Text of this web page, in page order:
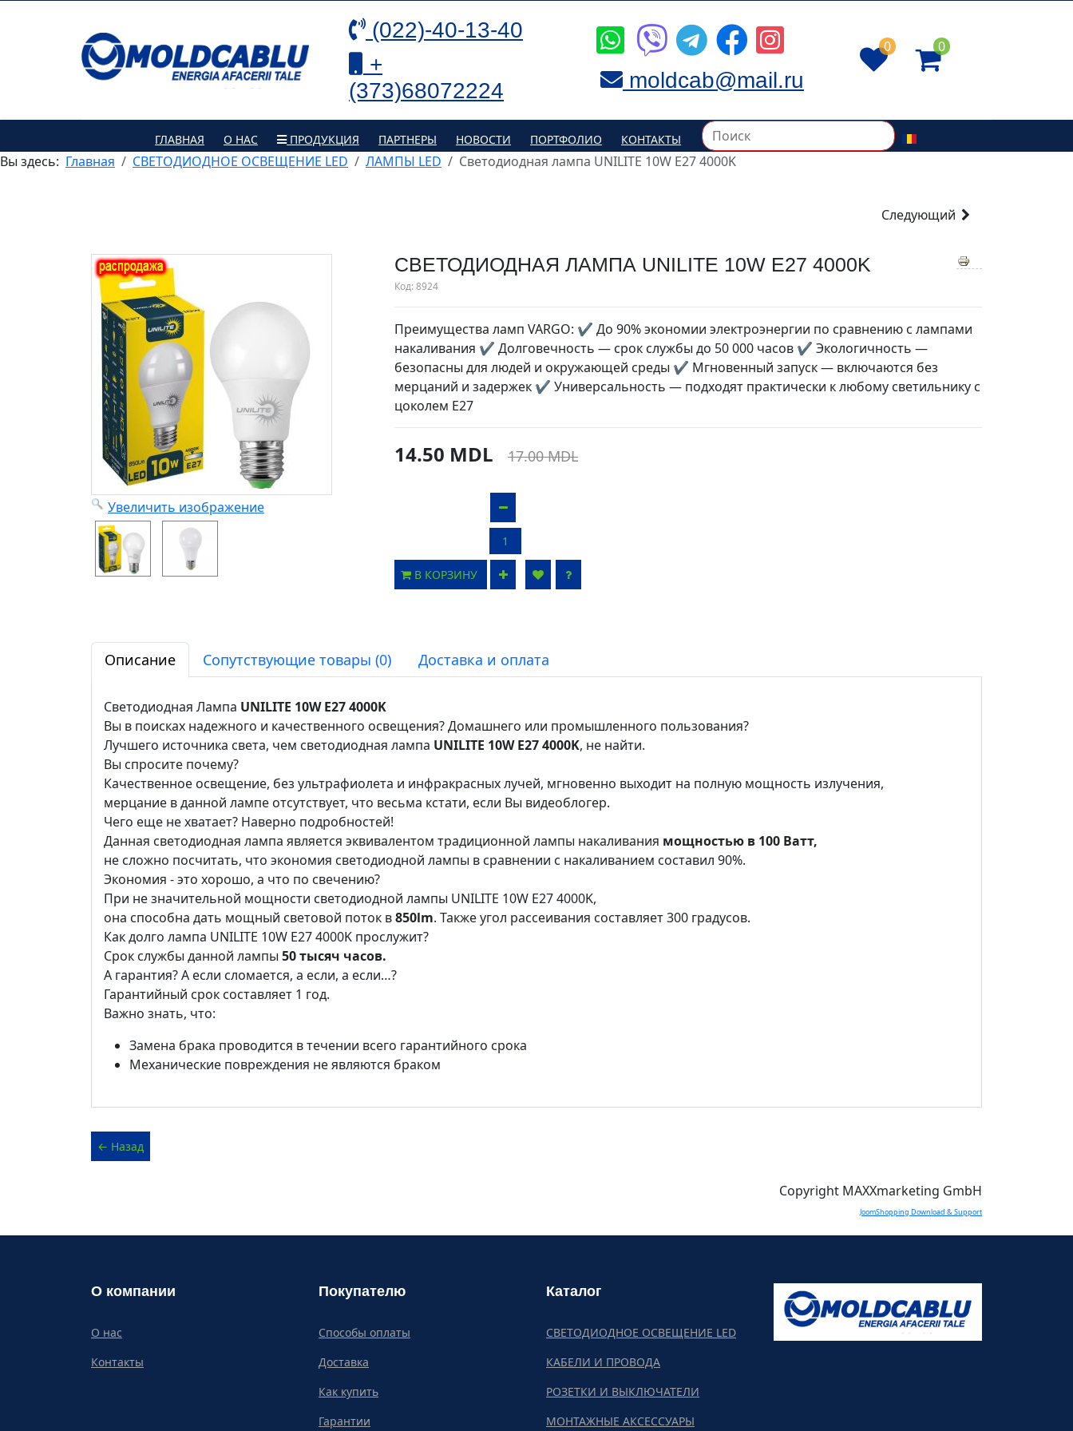
(022)-40-13-40
+
(373)68072224
moldcab@mail.ru
0 0
ГЛАВНАЯ О НАС ПРОДУКЦИЯ ПАРТНЕРЫ НОВОСТИ ПОРТФОЛИО КОНТАКТЫ
Вы здесь: Главная СВЕТОДИОДНОЕ ОСВЕЩЕНИЕ LED ЛАМПЫ LED Cветодиодная лампа UNILITE 10W E27 4000K
Следующий
Увеличить изображение
CВЕТОДИОДНАЯ ЛАМПА UNILITE 10W E27 4000K
Код:8924
Преимущества ламп VARGO: ✔ До 90% экономии электроэнергии по сравнению с лампами
накаливания ✔ Долговечность — срок службы до 50 000 часов ✔ Экологичность —
безопасны для людей и окружающей среды ✔ Мгновенный запуск — включаются без
мерцаний и задержек ✔ Универсальность — подходят практически к любому светильнику с
цоколем E27
14.50 MDL 17.00 MDL
В КОРЗИНУ
Описание Сопутствующие товары (0) Доставка и оплата
Светодиодная Лампа UNILITE 10W E27 4000K
Вы в поисках надежного и качественного освещения? Домашнего или промышленного пользования?
Лучшего источника света, чем светодиодная лампа UNILITE 10W E27 4000K, не найти.
Вы спросите почему?
Качественное освещение, без ультрафиолета и инфракрасных лучей, мгновенно выходит на полную мощность излучения,
мерцание в данной лампе отсутствует, что весьма кстати, если Вы видеоблогер.
Чего еще не хватает? Наверно подробностей!
Данная светодиодная лампа является эквивалентом традиционной лампы накаливания мощностью в 100 Ватт,
не сложно посчитать, что экономия светодиодной лампы в сравнении с накаливанием составил 90%.
Экономия - это хорошо, а что по свечению?
При не значительной мощности светодиодной лампы UNILITE 10W E27 4000K,
она способна дать мощный световой поток в850lm. Также угол рассеивания составляет 300 градусов.
Как долго лампа UNILITE 10W E27 4000K прослужит?
Срок службы данной лампы 50 тысяч часов.
А гарантия? А если сломается, а если, а если…?
Гарантийный срок составляет 1 год.
Важно знать, что:
Замена брака проводится в течении всего гарантийного срока
Механические повреждения не являются браком
Copyright MAXXmarketing GmbH
JoomShopping Download & Support
О компании
О нас
Контакты
Покупателю
Способы оплаты
Доставка
Как купить
Гарантии
Каталог
СВЕТОДИОДНОЕ ОСВЕЩЕНИЕ LED
КАБЕЛИ И ПРОВОДА
РОЗЕТКИ И ВЫКЛЮЧАТЕЛИ
МОНТАЖНЫЕ АКСЕССУАРЫ